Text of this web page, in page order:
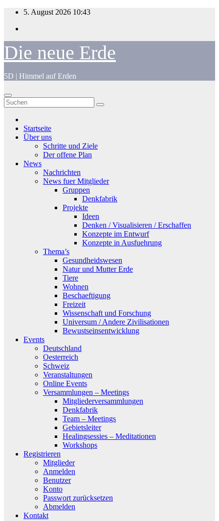
Zum
springen
5. August 2026 10:43
Die neue Erde
5D | Himmel auf Erden
Startseite
Über uns
Schritte und Ziele
Der offene Plan
News
Nachrichten
News fuer Mitglieder
Gruppen
Denkfabrik
Projekte
Ideen
Denken / Visualisieren / Erschaffen
Konzepte im Entwurf
Konzepte in Ausfuehrung
Thema’s
Gesundheidswesen
Natur und Mutter Erde
Tiere
Wohnen
Beschaeftigung
Freizeit
Wissenschaft und Forschung
Universum / Andere Zivilisationen
Bewustseinsentwicklung
Events
Deutschland
Oesterreich
Schweiz
Veranstaltungen
Online Events
Versammlungen – Meetings
Mitgliederversammlungen
Denkfabrik
Team – Meetings
Gebietsleiter
Healingsessies – Meditationen
Workshops
Registrieren
Mitglieder
Anmelden
Benutzer
Konto
Passwort zurücksetzen
Abmelden
Kontakt